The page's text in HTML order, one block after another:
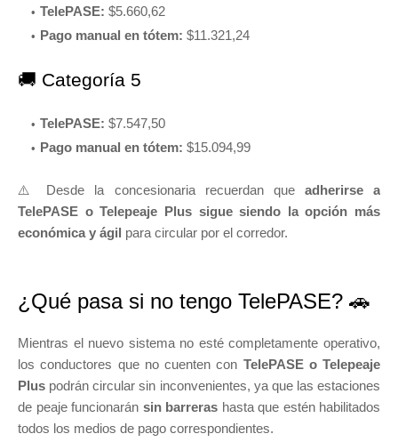
TelePASE: $5.660,62
Pago manual en tótem: $11.321,24
🚚 Categoría 5
TelePASE: $7.547,50
Pago manual en tótem: $15.094,99
⚠️ Desde la concesionaria recuerdan que adherirse a
TelePASE o Telepeaje Plus sigue siendo la opción más
económica y ágil para circular por el corredor.
¿Qué pasa si no tengo TelePASE? 🚗
Mientras el nuevo sistema no esté completamente operativo,
los conductores que no cuenten con TelePASE o Telepeaje
Plus podrán circular sin inconvenientes, ya que las estaciones
de peaje funcionarán sin barreras hasta que estén habilitados
todos los medios de pago correspondientes.